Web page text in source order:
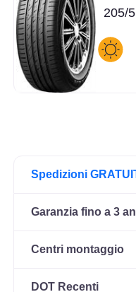
205/
Spedizioni
Garanzia fino a 3
Centri montaggio
DOT Recenti